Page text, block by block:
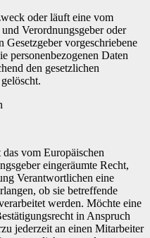
oder läuft eine vom
Verordnungsgeber oder
Gesetzgeber vorgeschriebene
personenbezogenen Daten
den gesetzlichen
das vom Europäischen
eingeräumte Recht,
Verantwortlichen eine
ob sie betreffende
werden. Möchte eine
in Anspruch
jederzeit an einen Mitarbeiter